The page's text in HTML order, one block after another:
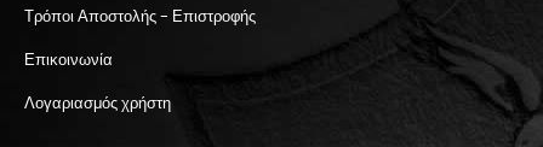
Τρόποι Αποστολής - Επιστροφής
Επικοινωνία
Λογαριασμός χρήστη